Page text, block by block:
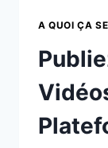
A QUOI ÇA